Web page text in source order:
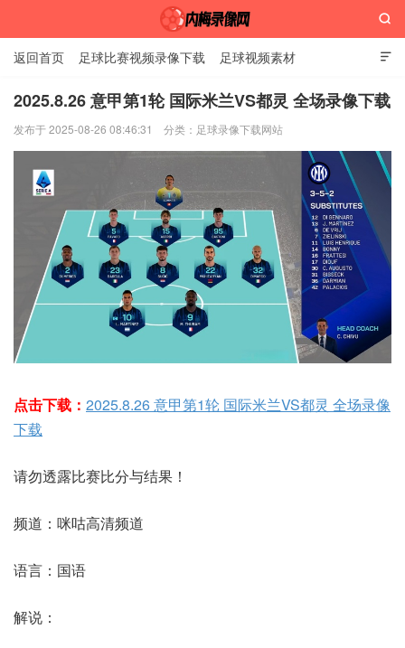
内梅录像网

返回首页 足球比赛视频录像下载 足球视频素材

2025.8.26 意甲第1轮 国际米兰VS都灵 全场录像下载
发布于 2025-08-26 08:46:31 分类： 足球录像下载网站
点击下载： 2025.8.26 意甲第1轮 国际米兰VS都灵 全场录像
下载
请勿透露比赛比分与结果！
频道：咪咕高清频道
语言：国语
解说：